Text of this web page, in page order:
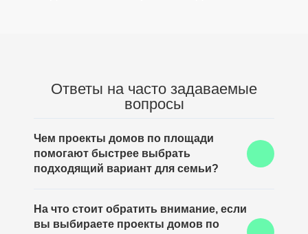
Ответы на часто задаваемые
вопросы
Чем проекты домов по площади
помогают быстрее выбрать
подходящий вариант для семьи?
сразу отсечь слишком маленькие или, наоборот,
избыточно большие решения и сосредоточиться на
На что стоит обратить внимание, если
вы выбираете проекты домов по